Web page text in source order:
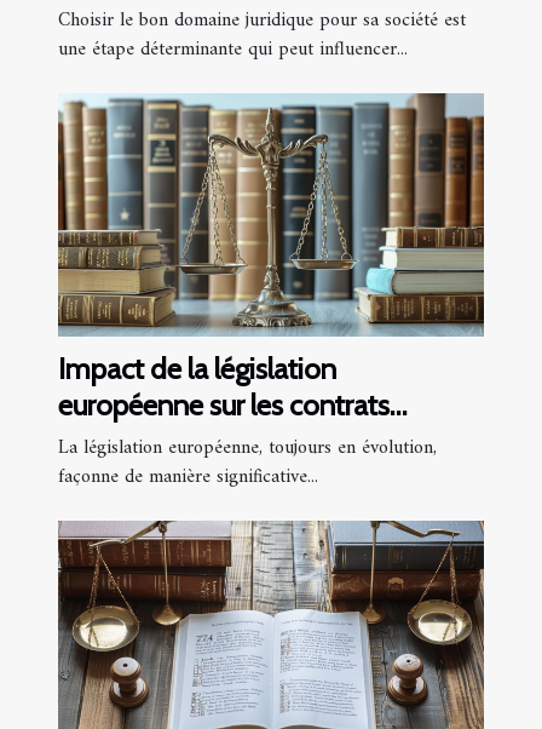
Choisir le bon domaine juridique pour sa société est
une étape déterminante qui peut influencer...
Impact de la législation
européenne sur les contrats
numériques
La législation européenne, toujours en évolution,
façonne de manière significative...